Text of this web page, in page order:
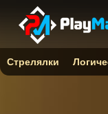
Стрелялки